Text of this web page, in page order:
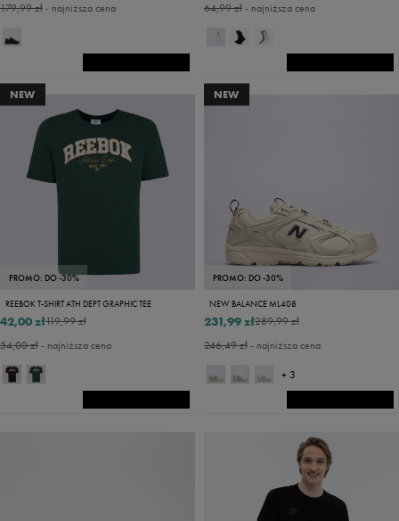
179,99 zł- najniższa cena 64,99 zł- najniższa cena
NEW
PROMO: DO -30%
REEBOK T-SHIRT ATH DEPT GRAPHIC TEE
119,99 zł
42,00 zł
54,00 zł- najniższa cena
NEW
PROMO: DO -30%
NEW BALANCE ML408
289,99 zł
231,99 zł
246,49 zł- najniższa cena
+ 3